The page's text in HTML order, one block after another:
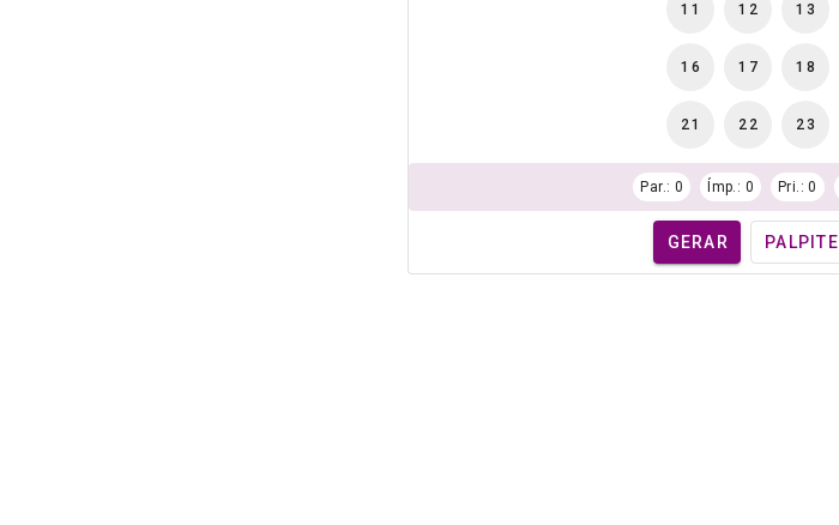
11 12 13
16 17 18
21 22 23
Par.: 0 Ímp.: 0 Pri.: 0
GERAR PALPITE